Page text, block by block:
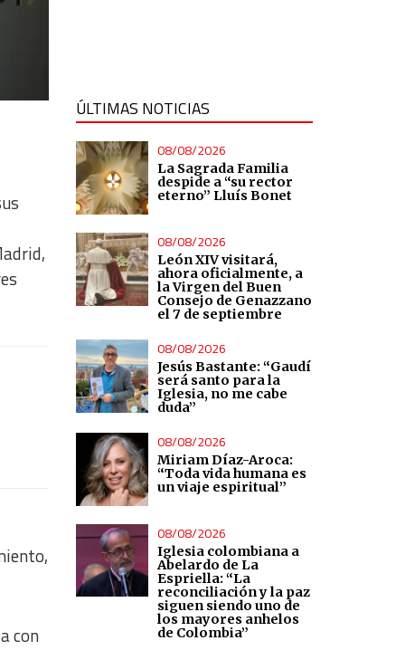
con
ÚLTIMAS NOTICIAS
08/08/2026
La Sagrada Familia
despide a “su rector
eterno” Lluís Bonet
08/08/2026
León XIV visitará,
ahora oficialmente, a
la Virgen del Buen
Consejo de Genazzano
el 7 de septiembre
08/08/2026
Jesús Bastante: “Gaudí
será santo para la
Iglesia, no me cabe
duda”
08/08/2026
Miriam Díaz-Aroca:
“Toda vida humana es
un viaje espiritual”
08/08/2026
Iglesia colombiana a
Abelardo de La
Espriella: “La
reconciliación y la paz
siguen siendo uno de
los mayores anhelos
de Colombia”